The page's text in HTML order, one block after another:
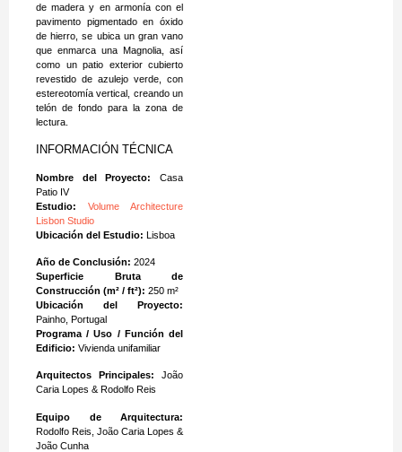
de madera y en armonía con el
pavimento pigmentado en óxido
de hierro, se ubica un gran vano
que enmarca una Magnolia, así
como un patio exterior cubierto
revestido de azulejo verde, con
estereotomía vertical, creando un
telón de fondo para la zona de
lectura.
INFORMACIÓN TÉCNICA
Nombre del Proyecto:
Casa
Patio IV
Estudio:
Volume Architecture
Lisbon Studio
Ubicación del Estudio: Lisboa
Año de Conclusión: 2024
Superficie Bruta de
Construcción (m² / ft²): 250 m²
Ubicación del Proyecto:
Painho, Portugal
Programa / Uso / Función del
Edificio: Vivienda unifamiliar
Arquitectos Principales: João
Caria Lopes & Rodolfo Reis
Equipo de Arquitectura:
Rodolfo Reis, João Caria Lopes &
João Cunha